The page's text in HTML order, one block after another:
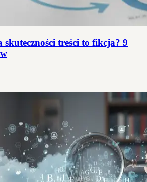
treści to fikcja? 9